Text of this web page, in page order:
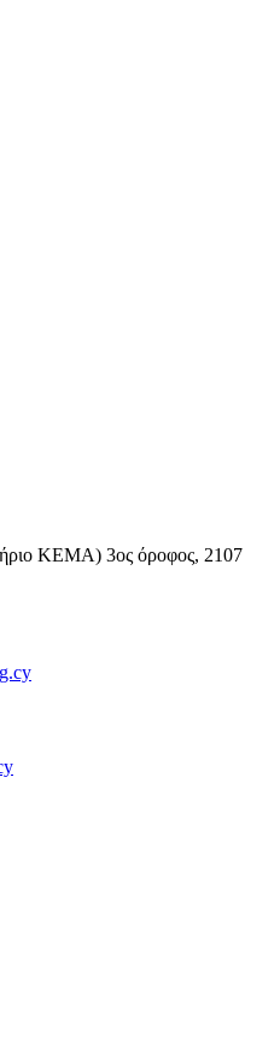
ΚΕΜΑ) 3ος όροφος, 2107